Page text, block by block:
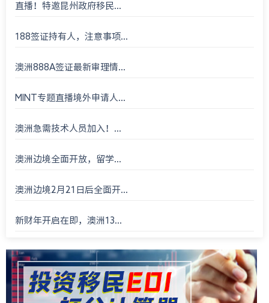
直播！特邀昆州政府移民...
188签证持有人，注意事项...
澳洲888A签证最新审理情...
MINT专题直播境外申请人...
澳洲急需技术人员加入！...
澳洲边境全面开放，留学...
澳洲边境2月21日后全面开...
新财年开启在即，澳洲13...